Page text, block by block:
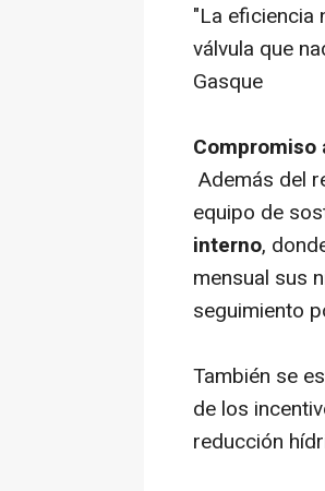
"La eficiencia
válvula que
Gasque
Además del
equipo de
interno,
mensual sus
seguimiento
También se
de los
reducción